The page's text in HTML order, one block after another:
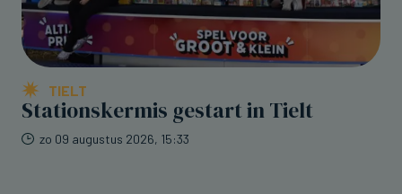
TIELT
Stationskermis gestart in Tielt
zo 09 augustus 2026, 15:33